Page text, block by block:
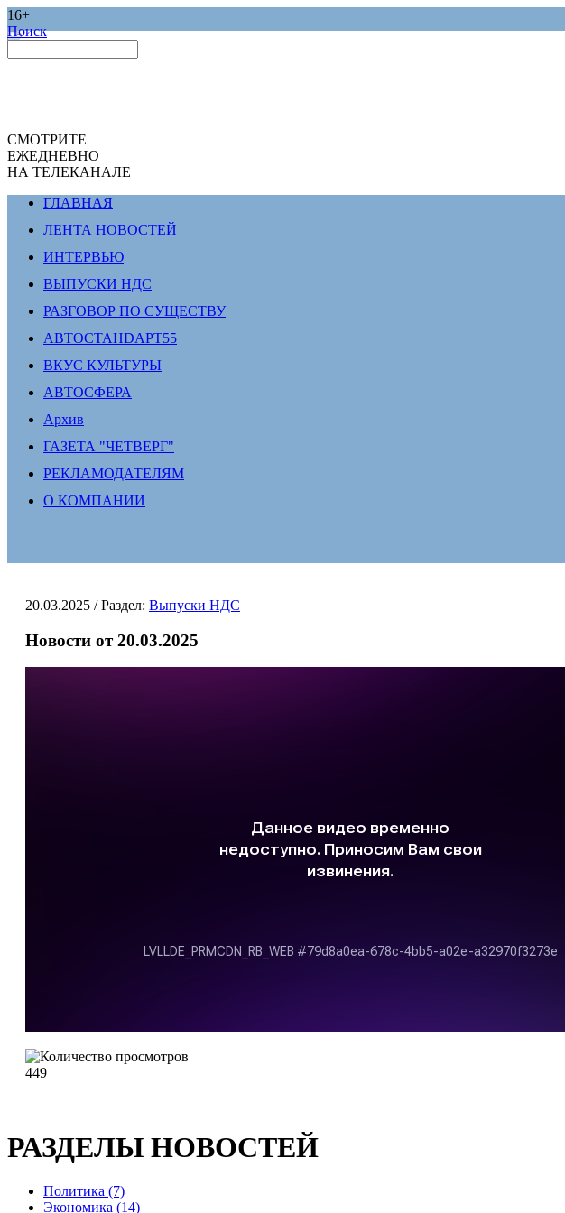
16+
Поиск
СМОТРИТЕ
ЕЖЕДНЕВНО
НА ТЕЛЕКАНАЛЕ
ГЛАВНАЯ
ЛЕНТА НОВОСТЕЙ
ИНТЕРВЬЮ
ВЫПУСКИ НДС
РАЗГОВОР ПО СУЩЕСТВУ
АВТОСТАНDАРТ55
ВКУС КУЛЬТУРЫ
АВТОСФЕРА
Архив
ГАЗЕТА "ЧЕТВЕРГ"
РЕКЛАМОДАТЕЛЯМ
О КОМПАНИИ
20.03.2025 / Раздел: Выпуски НДС
Новости от 20.03.2025
449
РАЗДЕЛЫ НОВОСТЕЙ
Политика (7)
Экономика (14)